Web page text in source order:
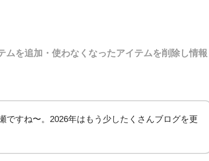
を追加・使わなくなったアイテムを削除し情報
ですね〜。2026年はもう少したくさんブログを更